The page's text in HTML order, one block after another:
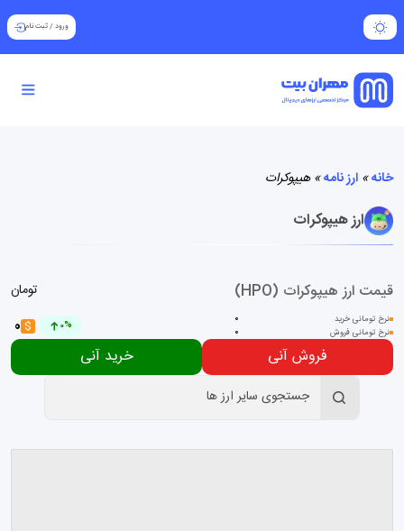
ورود /ثبت نام
خانه» ارز نامه»هیپوکرات
ارز هیپوکرات
قیمت ارز هیپوکرات (HPO)
نرخ تومانی خرید 0
نرخ تومانی فروش 0
تومان
0%
$
0
فروش آنی خرید آنی